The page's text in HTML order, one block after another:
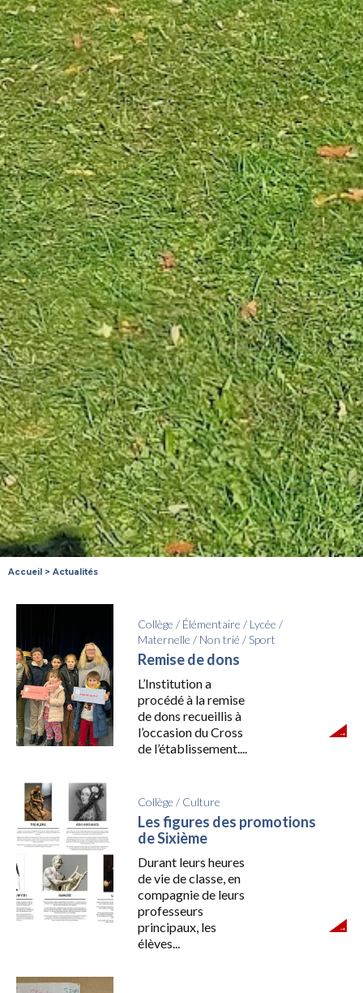
Accueil > Actualités
Collège / Élémentaire / Lycée /
Maternelle / Non trié / Sport
Remise de dons
L’Institution a
procédé à la remise
de dons recueillis à
l’occasion du Cross
de l’établissement....
Collège / Culture
Les figures des promotions
de Sixième
Durant leurs heures
de vie de classe, en
compagnie de leurs
professeurs
principaux, les
élèves...